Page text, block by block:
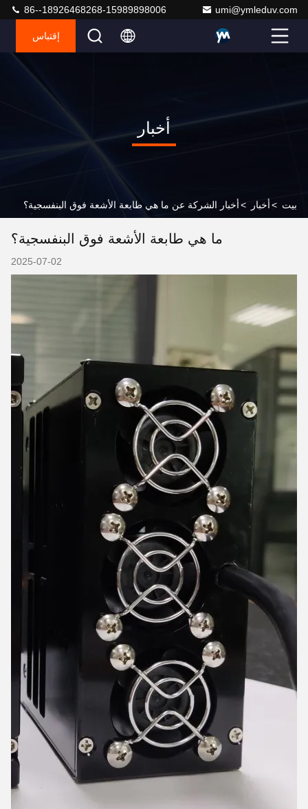
umi@ymleduv.com
86--18926468268-15989898006
إقتباس
أخبار
بيت >أخبار >أخبار الشركة عن ما هي طابعة الأشعة فوق البنفسجية؟
ما هي طابعة الأشعة فوق البنفسجية؟
2025-07-02